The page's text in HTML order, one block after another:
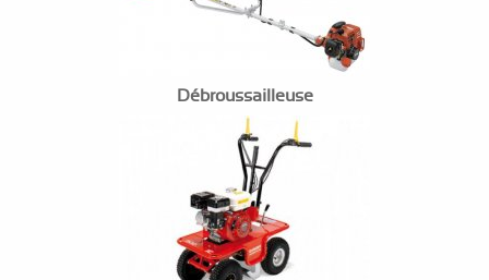
Débroussailleuse